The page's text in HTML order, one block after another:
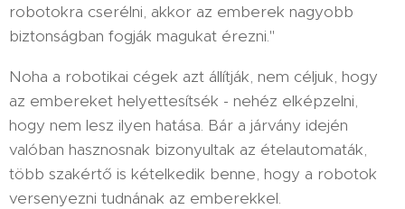
robotokra cserélni, akkor az emberek nagyobb
biztonságban fogják magukat érezni."
Noha a robotikai cégek azt állítják, nem céljuk, hogy
az embereket helyettesítsék - nehéz elképzelni,
hogy nem lesz ilyen hatása. Bár a járvány idején
valóban hasznosnak bizonyultak az ételautomaták,
több szakértő is kételkedik benne, hogy a robotok
versenyezni tudnának az emberekkel.